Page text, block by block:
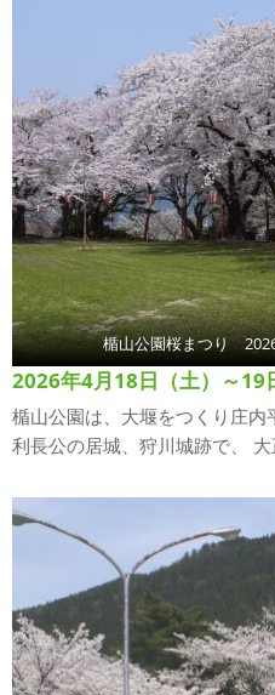
楯山公園桜まつり
2026年4月18日（土）～19
楯山公園は、大堰をつくり庄
利長公の居城、狩川城跡で、